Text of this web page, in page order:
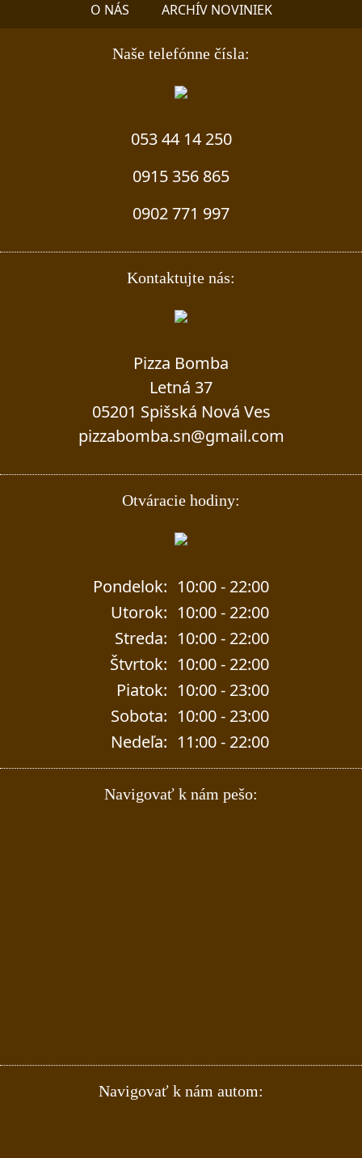
O NÁS ARCHÍV NOVINIEK
Naše telefónne čísla:
053 44 14 250
0915 356 865
0902 771 997
Kontaktujte nás:
Pizza Bomba
Letná 37
05201 Spišská Nová Ves
pizzabomba.sn@gmail.com
Otváracie hodiny:
Pondelok: 10:00 - 22:00
Utorok: 10:00 - 22:00
Streda: 10:00 - 22:00
Štvrtok: 10:00 - 22:00
Piatok: 10:00 - 23:00
Sobota: 10:00 - 23:00
Nedeľa: 11:00 - 22:00
Navigovať k nám pešo:
Navigovať k nám autom: